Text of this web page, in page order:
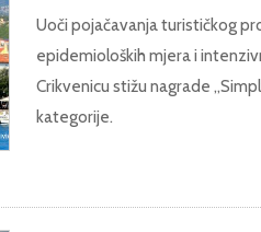
Uoči pojačavanja turističkog
epidemioloških mjera i
Crikvenicu stižu nagrade
kategorije.